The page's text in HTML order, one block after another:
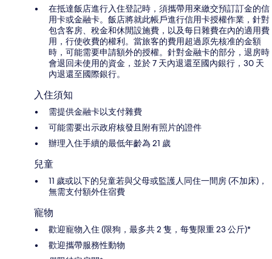
在抵達飯店進行入住登記時，須攜帶用來繳交預訂訂金的信
用卡或金融卡。飯店將就此帳戶進行信用卡授權作業，針對
包含客房、稅金和休閒設施費，以及每日雜費在內的適用費
用，行使收費的權利。當旅客的費用超過原先核准的金額
時，可能需要申請額外的授權。針對金融卡的部分，退房時
會退回未使用的資金，並於 7 天內退還至國內銀行，30 天
內退還至國際銀行。
入住須知
需提供金融卡以支付雜費
可能需要出示政府核發且附有照片的證件
辦理入住手續的最低年齡為 21 歲
兒童
11 歲或以下的兒童若與父母或監護人同住一間房 (不加床)，
無需支付額外住宿費
寵物
歡迎寵物入住 (限狗，最多共 2 隻，每隻限重 23 公斤)*
歡迎攜帶服務性動物